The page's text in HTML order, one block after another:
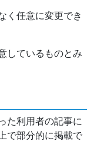
く任意に変更でき
しているものとみ
た利用者の記事に
で部分的に掲載で